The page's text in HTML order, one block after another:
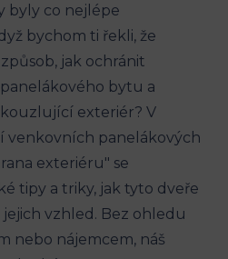
byly co nejlépe
bychom ti řekli, že
jak ochránit
bytu a
exteriér? V
venkovních panelákových
exteriéru" se
tipy a triky, jak tyto dveře
vzhled. Bez ohledu
nebo nájemcem, náš